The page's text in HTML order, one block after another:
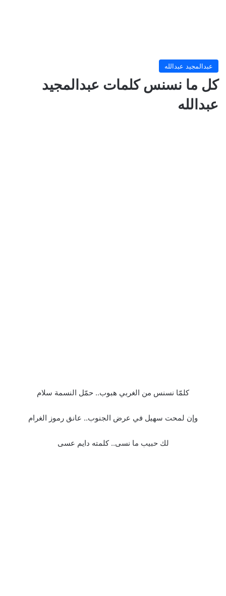
عبدالمجيد عبدالله
كل ما نسنس كلمات عبدالمجيد
عبدالله
كلمّا نسنس من الغربي هبوب.. حمّل النسمة سلام
وإن لمحت سهيل في عرض الجنوب.. عانق رموز الغرام
لك حبيب ما نسى.. كلمته دايم عسى